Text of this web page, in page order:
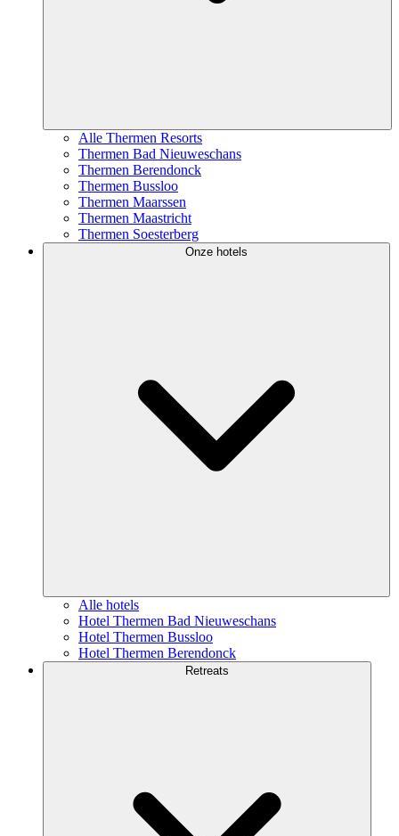
Alle Thermen Resorts
Thermen Bad Nieuweschans
Thermen Berendonck
Thermen Bussloo
Thermen Maarssen
Thermen Maastricht
Thermen Soesterberg
Onze hotels
Alle hotels
Hotel Thermen Bad Nieuweschans
Hotel Thermen Bussloo
Hotel Thermen Berendonck
Retreats